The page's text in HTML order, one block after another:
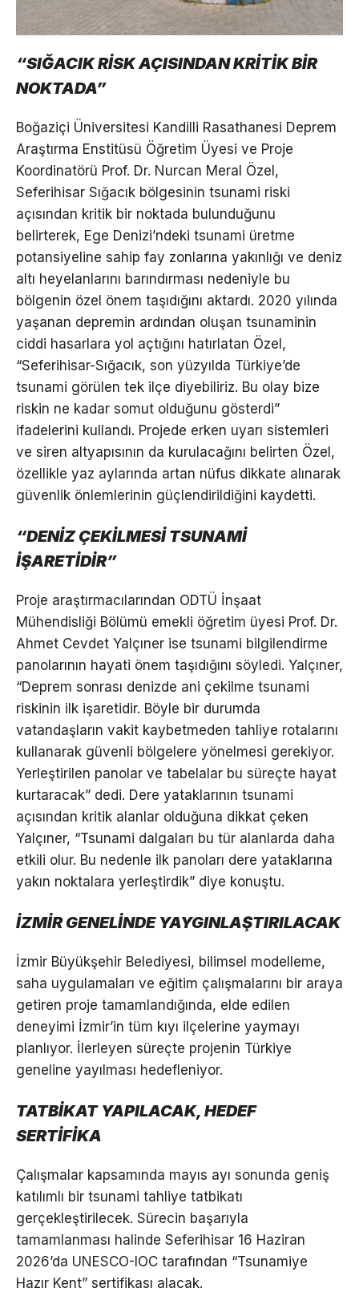
“SIĞACIK RİSK AÇISINDAN KRİTİK BİR
NOKTADA”
Boğaziçi Üniversitesi Kandilli Rasathanesi Deprem
Araştırma Enstitüsü Öğretim Üyesi ve Proje
Koordinatörü Prof. Dr. Nurcan Meral Özel,
Seferihisar Sığacık bölgesinin tsunami riski
açısından kritik bir noktada bulunduğunu
belirterek, Ege Denizi’ndeki tsunami üretme
potansiyeline sahip fay zonlarına yakınlığı ve deniz
altı heyelanlarını barındırması nedeniyle bu
bölgenin özel önem taşıdığını aktardı. 2020 yılında
yaşanan depremin ardından oluşan tsunaminin
ciddi hasarlara yol açtığını hatırlatan Özel,
“Seferihisar-Sığacık, son yüzyılda Türkiye’de
tsunami görülen tek ilçe diyebiliriz. Bu olay bize
riskin ne kadar somut olduğunu gösterdi”
ifadelerini kullandı. Projede erken uyarı sistemleri
ve siren altyapısının da kurulacağını belirten Özel,
özellikle yaz aylarında artan nüfus dikkate alınarak
güvenlik önlemlerinin güçlendirildiğini kaydetti.
“DENİZ ÇEKİLMESİ TSUNAMİ
İŞARETİDİR”
Proje araştırmacılarından ODTÜ İnşaat
Mühendisliği Bölümü emekli öğretim üyesi Prof. Dr.
Ahmet Cevdet Yalçıner ise tsunami bilgilendirme
panolarının hayati önem taşıdığını söyledi. Yalçıner,
“Deprem sonrası denizde ani çekilme tsunami
riskinin ilk işaretidir. Böyle bir durumda
vatandaşların vakit kaybetmeden tahliye rotalarını
kullanarak güvenli bölgelere yönelmesi gerekiyor.
Yerleştirilen panolar ve tabelalar bu süreçte hayat
kurtaracak” dedi. Dere yataklarının tsunami
açısından kritik alanlar olduğuna dikkat çeken
Yalçıner, “Tsunami dalgaları bu tür alanlarda daha
etkili olur. Bu nedenle ilk panoları dere yataklarına
yakın noktalara yerleştirdik” diye konuştu.
İZMİR GENELİNDE YAYGINLAŞTIRILACAK
İzmir Büyükşehir Belediyesi, bilimsel modelleme,
saha uygulamaları ve eğitim çalışmalarını bir araya
getiren proje tamamlandığında, elde edilen
deneyimi İzmir’in tüm kıyı ilçelerine yaymayı
planlıyor. İlerleyen süreçte projenin Türkiye
geneline yayılması hedefleniyor.
TATBİKAT YAPILACAK, HEDEF
SERTİFİKA
Çalışmalar kapsamında mayıs ayı sonunda geniş
katılımlı bir tsunami tahliye tatbikatı
gerçekleştirilecek. Sürecin başarıyla
tamamlanması halinde Seferihisar 16 Haziran
2026’da UNESCO-IOC tarafından “Tsunamiye
Hazır Kent” sertifikası alacak.